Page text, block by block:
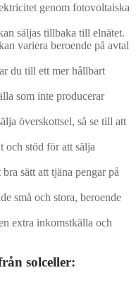
genom fotovoltaiska
säljas tillbaka till elnätet.
variera beroende på avtal
du till ett mer hållbart
som inte producerar
överskottsel, så se till att
och stöd för att sälja
sätt att tjäna pengar på
små och stora, beroende
extra inkomstkälla och
solceller: